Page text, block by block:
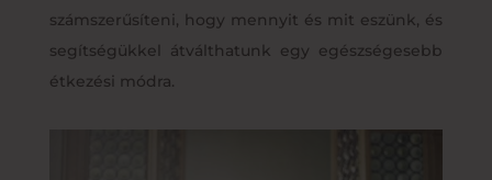
számszerűsíteni, hogy mennyit és mit eszünk, és
segítségükkel átválthatunk egy egészségesebb
étkezési módra.